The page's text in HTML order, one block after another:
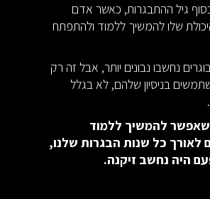
גיל ההתבגרות, כאשר אדם
שלו להמשיך ללמוד ולהתפתח
נחשבו נבונים יותר, אבל זה רק
בניסיון שלהם, לא בגלל
שאפשר להמשיך ללמוד
לאורך כל שנות הבגרות שלנו,
היה נחשב זיקנה.